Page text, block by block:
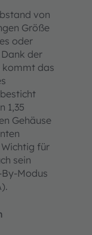
von
Größe
oder
der
kommt das
1,35
Gehäuse
für
sein
Modus